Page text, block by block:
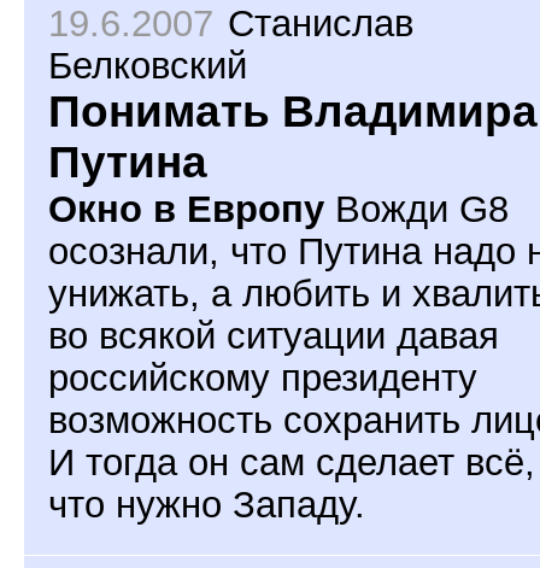
19.6.2007 Станислав
Белковский
Понимать Владимира
Путина
Окно в Европу Вожди G8
осознали, что Путина надо
унижать, а любить и
во всякой ситуации давая
российскому президенту
возможность сохранить
И тогда он сам сделает всё,
что нужно Западу.